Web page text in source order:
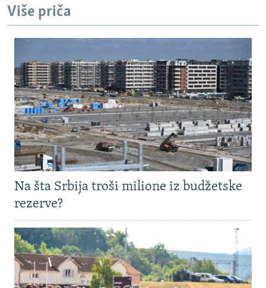
SVE KARTE DEJTONA
Više priča
Na šta Srbija troši milione iz budžetske
rezerve?